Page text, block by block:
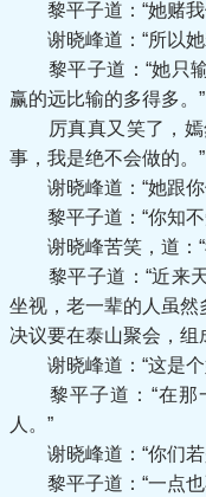
黎平子道：“她赌我
谢晓峰道：“所以她
黎平子道：“她只输
赢的远比输的多得多。”
厉真真又笑了，嫣
事，我是绝不会做的。”
谢晓峰道：“她跟你
黎平子道：“你知不
谢晓峰苦笑，道：“
黎平子道：“近来天
坐视，老一辈的人虽
决议要在泰山聚会，组
谢晓峰道：“这是个
黎平子道：“在那
人。”
谢晓峰道：“你们若
黎平子道：“一点也